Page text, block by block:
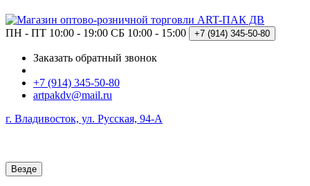
ПН - ПТ 10:00 - 19:00 СБ 10:00 - 15:00 +7 (914) 345-50-80
Заказать обратный звонок
+7 (914) 345-50-80
artpakdv@mail.ru
г. Владивосток, ул. Русская, 94-А
Везде